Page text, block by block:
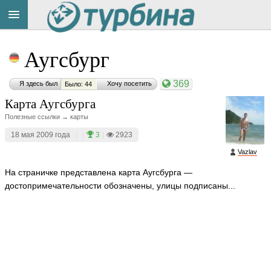
Аугсбург
Я здесь был Было: 44 Хочу посетить 369
Vazlav
Карта Аугсбурга
Полезные ссылки → карты
18 мая 2009 года 3 2923
На страничке представлена карта Аугсбурга —
достопримечательности обозначены, улицы подписаны...
на
сайте: